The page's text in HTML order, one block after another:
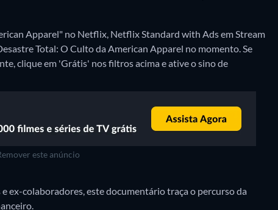
Apparel" no Netflix, Netflix Standard with Ads em Stream
Total: O Culto da American Apparel no momento. Se
clique em 'Grátis' nos filtros acima e ative o sino de
este anúncio
ex-colaboradores, este documentário traça o percurso da